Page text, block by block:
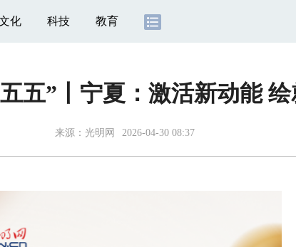
化 科技 教育
五”丨宁夏：激活新动能
来源： 光明网 2026-04-30 08:37